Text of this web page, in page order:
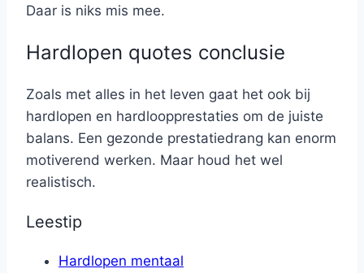
Daar is niks mis mee.
Hardlopen quotes conclusie
Zoals met alles in het leven gaat het ook bij
hardlopen en hardloopprestaties om de juiste
balans. Een gezonde prestatiedrang kan enorm
motiverend werken. Maar houd het wel
realistisch.
Leestip
Hardlopen mentaal